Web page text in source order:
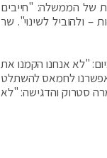
של הממשלה: "חייבים
ולהוביל לשינוי". שר
"לא אנחנו הקמנו את
אפשרנו לחמאס להשתלט
סטרוק והדגישה: "לא